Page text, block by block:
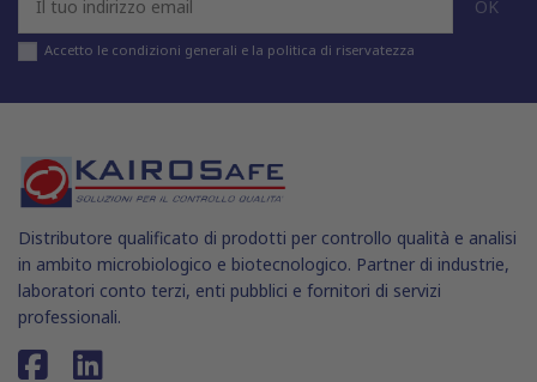
Accetto le condizioni generali e la politica di riservatezza
Distributore qualificato di prodotti per controllo qualità e analisi
in ambito microbiologico e biotecnologico. Partner di industrie,
laboratori conto terzi, enti pubblici e fornitori di servizi
professionali.